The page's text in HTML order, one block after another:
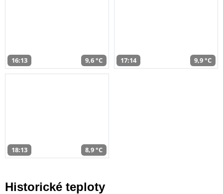
16:13 9,6 °C 17:14 9,9 °C
18:13 8,9 °C
Historické teploty